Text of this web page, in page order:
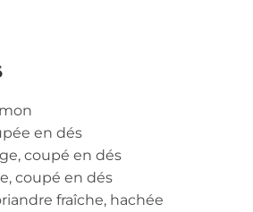
en dés
coupé en dés
coupé en dés
fraîche, hachée